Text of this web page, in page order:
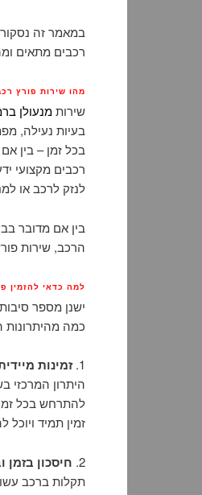
רכבים מתאים
מהו שירות פורץ רכבים 24
שירותמנעולן
בעיות נעילה,
בכל זמן – בין
רכבים מקצועי
לנזק לרכב או
בין אם מדובר
הרכב, שירות פורץ רכבים 24 שעות יגיע למקום
למה כדאי להזמין
כמה מהיתרונות
1. זמינות
להתרחש בכל
זמין תמיד
2. חיסכון בזמן
תקלות ברכב